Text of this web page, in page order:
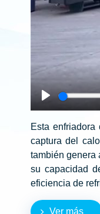
Play
Esta
captura del
también genera
su capacidad
eficiencia de
Ver más